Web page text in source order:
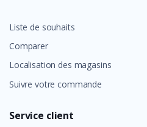
Liste de souhaits
Comparer
Localisation des magasins
Suivre votre commande
Service client